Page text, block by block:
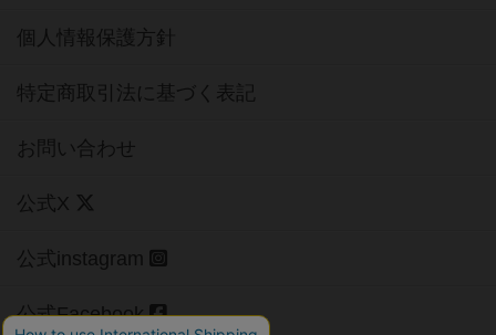
個人情報保護方針
特定商取引法に基づく表記
お問い合わせ
公式X
公式instagram
公式Facebook